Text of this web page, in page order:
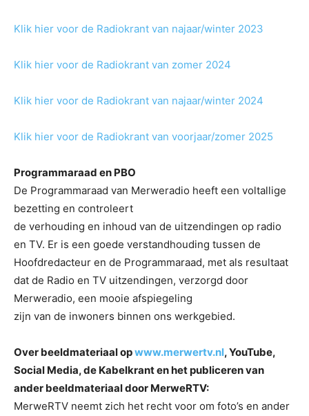
Klik hier voor de Radiokrant van najaar/winter 2023
Klik hier voor de Radiokrant van zomer 2024
Klik hier voor de Radiokrant van najaar/winter 2024
Klik hier voor de Radiokrant van voorjaar/zomer 2025
Programmaraad en PBO
De Programmaraad van Merweradio heeft een voltallige
bezetting en controleert
de verhouding en inhoud van de uitzendingen op radio
en TV. Er is een goede verstandhouding tussen de
Hoofdredacteur en de Programmaraad, met als resultaat
dat de Radio en TV uitzendingen, verzorgd door
Merweradio, een mooie afspiegeling
zijn van de inwoners binnen ons werkgebied.
Over beeldmateriaal opwww.merwertv.nl, YouTube,
Social Media, de Kabelkrant en het publiceren van
ander beeldmateriaal door MerweRTV:
MerweRTV neemt zich het recht voor om foto’s en ander